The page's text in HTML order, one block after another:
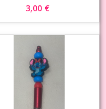
3,00 €